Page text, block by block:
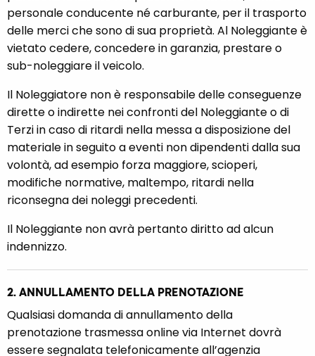
personale conducente né carburante, per il trasporto
delle merci che sono di sua proprietà. Al Noleggiante è
vietato cedere, concedere in garanzia, prestare o
sub-noleggiare il veicolo.
Il Noleggiatore non è responsabile delle conseguenze
dirette o indirette nei confronti del Noleggiante o di
Terzi in caso di ritardi nella messa a disposizione del
materiale in seguito a eventi non dipendenti dalla sua
volontà, ad esempio forza maggiore, scioperi,
modifiche normative, maltempo, ritardi nella
riconsegna dei noleggi precedenti.
Il Noleggiante non avrà pertanto diritto ad alcun
indennizzo.
2. ANNULLAMENTO DELLA PRENOTAZIONE
Qualsiasi domanda di annullamento della
prenotazione trasmessa online via Internet dovrà
essere segnalata telefonicamente all’agenzia